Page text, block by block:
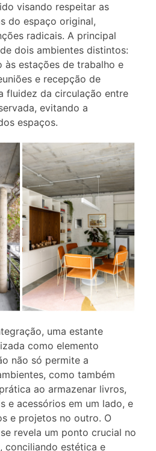
visando respeitar as
do espaço original,
radicais. A principal
dois ambientes distintos:
às estações de trabalho e
e recepção de
fluidez da circulação entre
evitando a
espaços.
uma estante
como elemento
não só permite a
como também
ao armazenar livros,
e acessórios em um lado, e
e projetos no outro. O
revela um ponto crucial no
conciliando estética e